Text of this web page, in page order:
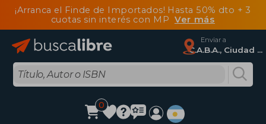
¡Arranca el Finde de Importados! Hasta 50% dto + 3
cuotas sin interés con MP Ver más
Enviar a
C.A.B.A., Ciudad Autónoma De Buenos Aires
0